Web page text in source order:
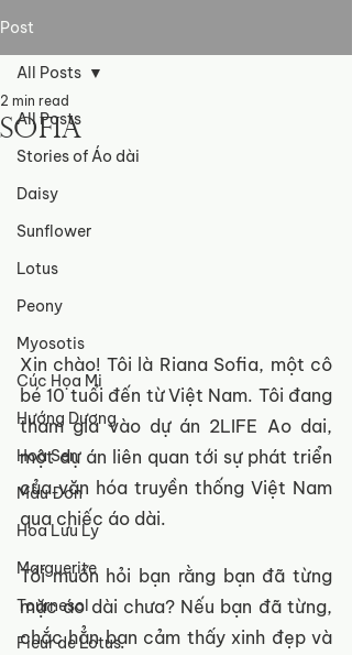
Post
All Posts
Stories of Áo dài
Daisy
Sunflower
Lotus
Peony
Myosotis
Cúc Họa Mi
Hướng Dương
Hoa Sen
Mẫu Đơn
Hoa Lưu Ly
Marguerite
Tournesol
Fleur de Lotus
All Posts
Sofia
2 min read
Xin chào! Tôi là Riana Sofia, một cô
bé 10 tuổi đến từ Việt Nam. Tôi đang
tham gia vào dự án 2LIFE Ao dai,
một dự án liên quan tới sự phát triển
của văn hóa truyền thống Việt Nam
qua chiếc áo dài.
Tôi muốn hỏi bạn rằng bạn đã từng
mặc áo dài chưa? Nếu bạn đã từng,
chắc hẳn bạn cảm thấy xinh đẹp và